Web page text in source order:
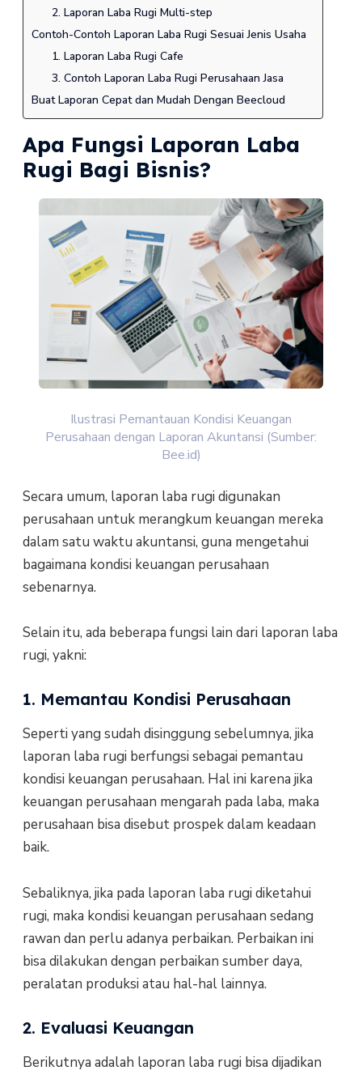
2. Laporan Laba Rugi Multi-step
Contoh-Contoh Laporan Laba Rugi Sesuai Jenis Usaha
1. Laporan Laba Rugi Cafe
3. Contoh Laporan Laba Rugi Perusahaan Jasa
Buat Laporan Cepat dan Mudah Dengan Beecloud
Apa Fungsi Laporan Laba
Rugi Bagi Bisnis?
Ilustrasi Pemantauan Kondisi Keuangan
Perusahaan dengan Laporan Akuntansi (Sumber:
Bee.id)
Secara umum, laporan laba rugi digunakan
perusahaan untuk merangkum keuangan mereka
dalam satu waktu akuntansi, guna mengetahui
bagaimana kondisi keuangan perusahaan
sebenarnya.
Selain itu, ada beberapa fungsi lain dari laporan laba
rugi, yakni:
1. Memantau Kondisi Perusahaan
Seperti yang sudah disinggung sebelumnya, jika
laporan laba rugi berfungsi sebagai pemantau
kondisi keuangan perusahaan. Hal ini karena jika
keuangan perusahaan mengarah pada laba, maka
perusahaan bisa disebut prospek dalam keadaan
baik.
Sebaliknya, jika pada laporan laba rugi diketahui
rugi, maka kondisi keuangan perusahaan sedang
rawan dan perlu adanya perbaikan. Perbaikan ini
bisa dilakukan dengan perbaikan sumber daya,
peralatan produksi atau hal-hal lainnya.
2. Evaluasi Keuangan
Berikutnya adalah laporan laba rugi bisa dijadikan